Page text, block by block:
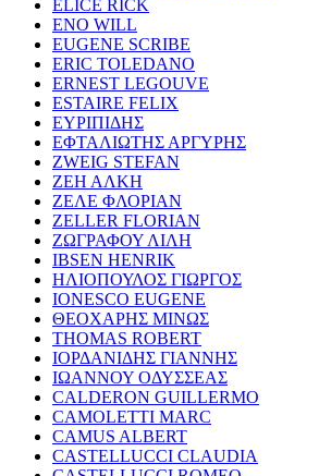
ELICE RICK
ENO WILL
EUGENE SCRIBE
ERIC TOLEDANO
ERNEST LEGOUVE
ESTAIRE FELIX
ΕΥΡΙΠΙΔΗΣ
ΕΦΤΑΛΙΩΤΗΣ ΑΡΓΥΡΗΣ
ZWEIG STEFAN
ΖΕΗ ΑΛΚΗ
ΖΕΛΕ ΦΛΟΡΙΑΝ
ZELLER FLORIAN
ΖΩΓΡΑΦΟΥ ΛΙΛΗ
IBSEN HENRIK
ΗΛΙΟΠΟΥΛΟΣ ΓΙΩΡΓΟΣ
IONESCO EUGENE
ΘΕΟΧΑΡΗΣ ΜΙΝΩΣ
THOMAS ROBERT
ΙΟΡΔΑΝΙΔΗΣ ΓΙΑΝΝΗΣ
ΙΩΑΝΝΟΥ ΟΔΥΣΣΕΑΣ
CALDERON GUILLERMO
CAMOLETTI MARC
CAMUS ALBERT
CASTELLUCCI CLAUDIA